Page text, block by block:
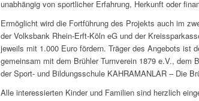
unabhängig von sportlicher Erfahrung, Herkunft oder
Ermöglicht wird die Fortführung des Projekts auch im
der Volksbank Rhein-Erft-Köln eG und der
jeweils mit 1.000 Euro fördern. Träger des Angebots ist
gemeinsam mit dem Brühler Turnverein 1879 e.V., dem
der Sport- und Bildungsschule KAHRAMANLAR – Die
Alle interessierten Kinder und Familien sind herzlich